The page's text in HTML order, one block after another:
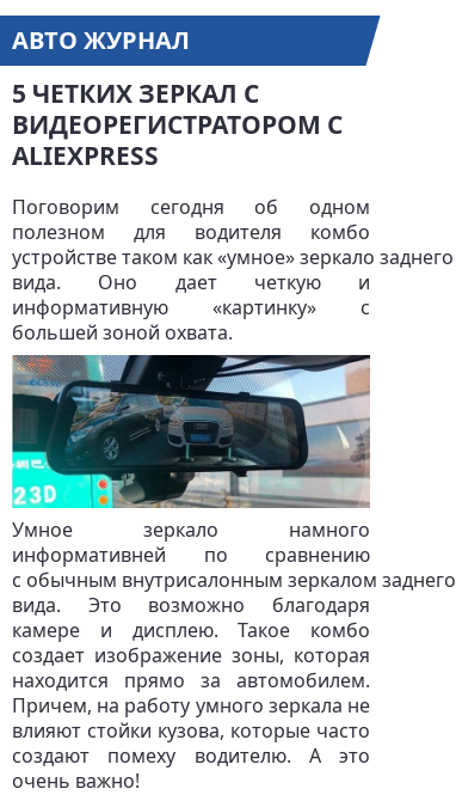
АВТО ЖУРНАЛ
5 ЧЕТКИХ ЗЕРКАЛ С
ВИДЕОРЕГИСТРАТОРОМ С
ALIEXPRESS
Поговорим сегодня об одном
полезном для водителя комбо
устройстве таком как «умное» зеркало заднего
вида. Оно дает четкую и
информативную «картинку» с
большей зоной охвата.
Умное зеркало намного
информативней по сравнению
с обычным внутрисалонным зеркалом заднего
вида. Это возможно благодаря
камере и дисплею. Такое комбо
создает изображение зоны, которая
находится прямо за автомобилем.
Причем, на работу умного зеркала не
влияют стойки кузова, которые часто
создают помеху водителю. А это
очень важно!